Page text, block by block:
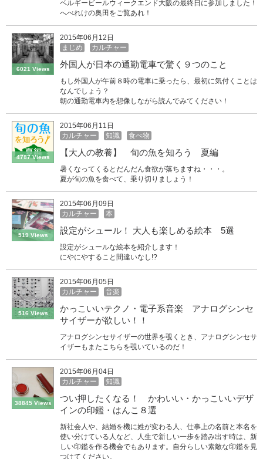
ベルギービールウィークエンド大阪の最終日に参加しました！
へべれけの奥田をご覧あれ！
6021 Views
2015年06月12日
まじめ
カルチャー
外国人が日本の通勤電車で驚く９つのこと
もし外国人が午前８時の電車に乗ったら、最初に気付くことは
なんでしょう？
朝の通勤電車内を想像しながら読んでみてください！
4787 Views
2015年06月11日
カルチャー
知識 食べ物
【大人の教養】 旬の魚を知ろう 夏編
暑くなってくるとだんだん食欲が落ちますね・・・。
夏が旬の魚を食べて、乗り切りましょう！
519 Views
2015年06月09日
カルチャー
本
設定がシュール！ 大人も楽しめる絵本 5選
設定がシュールな絵本を紹介します！
にやにやすること間違いなし!?
516 Views
2015年06月05日
カルチャー
音楽
かっこいいテクノ・電子系音楽 アナログシンセ
サイザーが欲しい！！
アナログシンセサイザーの世界を覗くとき、アナログシンセサ
イザーもまたこちらを覗いているのだ！
38845 Views
2015年06月04日
カルチャー
知識
つい押したくなる！ かわいい・かっこいいデザ
インの印鑑・はんこ８選
新社会人や、結婚を機に姓が変わる人、仕事上の名前と本名を
使い分けている人など、人生で新しい一歩を踏み出す時は、新
しい印鑑を作る機会でもあります。自分らしい素敵な印鑑を見
つけてください。